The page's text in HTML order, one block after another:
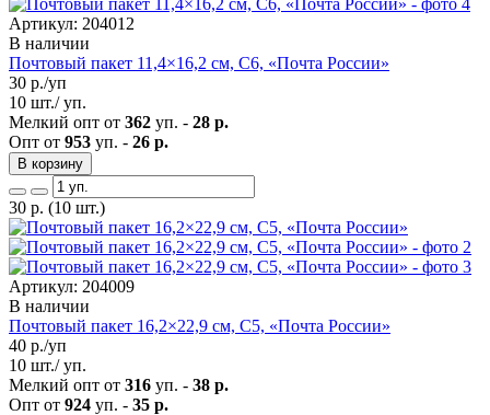
Артикул: 204012
В наличии
Почтовый пакет 11,4×16,2 см, C6, «Почта России»
30 р./уп
10 шт./ уп.
Мелкий опт от 362 уп. - 28 р.
Опт от 953 уп. - 26 р.
В корзину
30 р. (10 шт.)
Артикул: 204009
В наличии
Почтовый пакет 16,2×22,9 см, С5, «Почта России»
40 р./уп
10 шт./ уп.
Мелкий опт от 316 уп. - 38 р.
Опт от 924 уп. - 35 р.